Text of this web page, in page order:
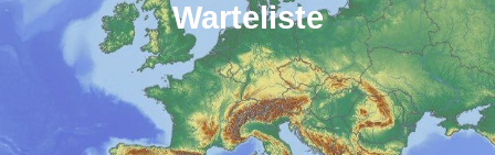
Warteliste